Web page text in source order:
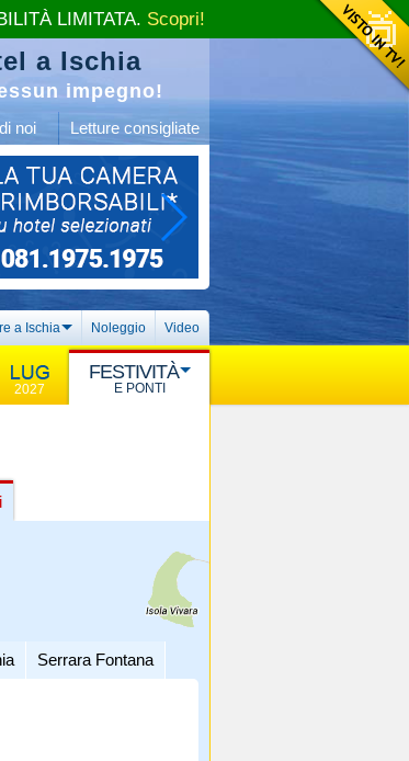
a Ischia
impegno!
noi Letture consigliate
a Ischia Noleggio Video
2027
FESTIVITÀ
E PONTI
Serrara Fontana
LIMITATA. Scopri!